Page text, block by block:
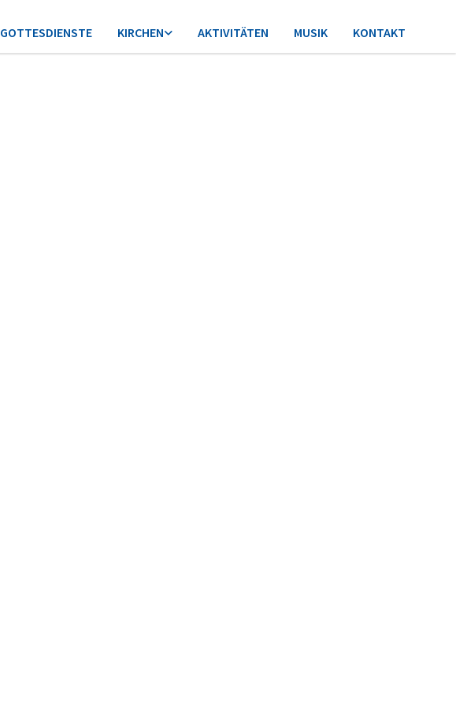
GOTTESDIENSTE KIRCHEN AKTIVITÄTEN MUSIK KONTAKT